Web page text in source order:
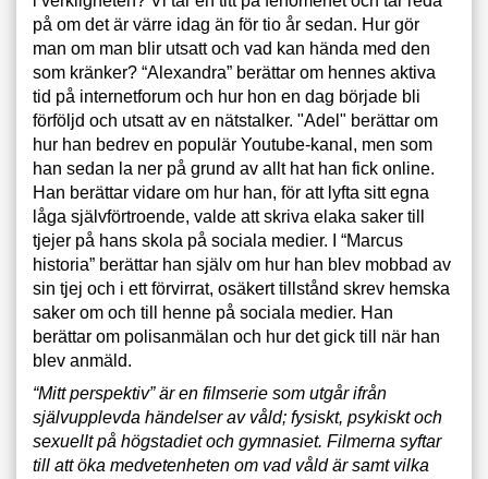
på om det är värre idag än för tio år sedan. Hur gör
man om man blir utsatt och vad kan hända med den
som kränker? “Alexandra” berättar om hennes aktiva
tid på internetforum och hur hon en dag började bli
förföljd och utsatt av en nätstalker. "Adel" berättar om
hur han bedrev en populär Youtube-kanal, men som
han sedan la ner på grund av allt hat han fick online.
Han berättar vidare om hur han, för att lyfta sitt egna
låga självförtroende, valde att skriva elaka saker till
tjejer på hans skola på sociala medier. I “Marcus
historia” berättar han själv om hur han blev mobbad av
sin tjej och i ett förvirrat, osäkert tillstånd skrev hemska
saker om och till henne på sociala medier. Han
berättar om polisanmälan och hur det gick till när han
blev anmäld.
“Mitt perspektiv” är en filmserie som utgår ifrån
självupplevda händelser av våld; fysiskt, psykiskt och
sexuellt på högstadiet och gymnasiet. Filmerna syftar
till att öka medvetenheten om vad våld är samt vilka